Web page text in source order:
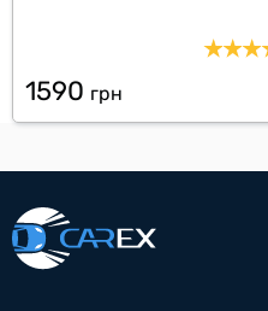
1590 грн